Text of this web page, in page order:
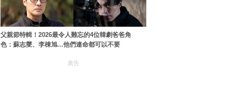
父親節特輯！2026最令人難忘的4位韓劇爸爸角
色：蘇志燮、李棟旭...他們連命都可以不要
廣告